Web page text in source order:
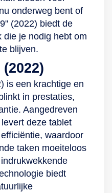
onderweg bent of
(2022) biedt de
die je nodig hebt om
blijven.
is een krachtige en
in prestaties,
Aangedreven
deze tablet
waardoor
taken moeiteloos
biedt